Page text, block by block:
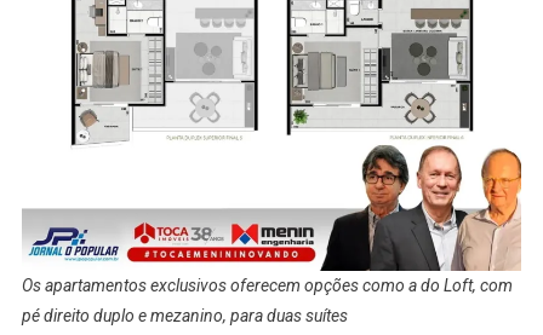
Os apartamentos exclusivos oferecem opções como a do Loft, com
pé direito duplo e mezanino, para duas suítes